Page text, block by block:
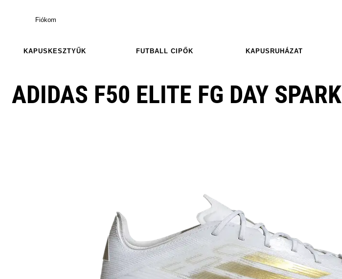
Fiókom
KAPUSKESZTYŰK FUTBALL CIPŐK KAPUSRUHÁZAT
ADIDAS F50 ELITE FG DAY SPARK